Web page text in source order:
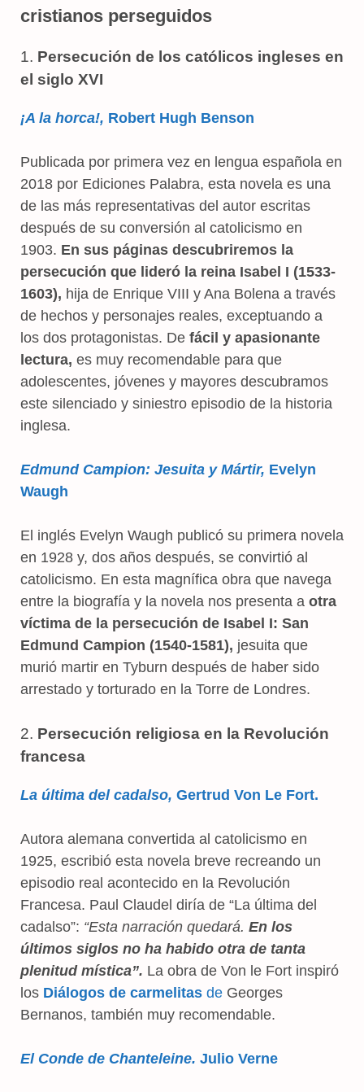
cristianos perseguidos
1. Persecución de los católicos ingleses en
el siglo XVI
¡A la horca!, Robert Hugh Benson
Publicada por primera vez en lengua española en
2018 por Ediciones Palabra, esta novela es una
de las más representativas del autor escritas
después de su conversión al catolicismo en
1903. En sus páginas descubriremos la
persecución que lideró la reina Isabel I (1533-
1603), hija de Enrique VIII y Ana Bolena a través
de hechos y personajes reales, exceptuando a
los dos protagonistas. De fácil y apasionante
lectura, es muy recomendable para que
adolescentes, jóvenes y mayores descubramos
este silenciado y siniestro episodio de la historia
inglesa.
Edmund Campion: Jesuita y Mártir, Evelyn
Waugh
El inglés Evelyn Waugh publicó su primera novela
en 1928 y, dos años después, se convirtió al
catolicismo. En esta magnífica obra que navega
entre la biografía y la novela nos presenta a otra
víctima de la persecución de Isabel I: San
Edmund Campion (1540-1581), jesuita que
murió martir en Tyburn después de haber sido
arrestado y torturado en la Torre de Londres.
2. Persecución religiosa en la Revolución
francesa
La última del cadalso, Gertrud Von Le Fort.
Autora alemana convertida al catolicismo en
1925, escribió esta novela breve recreando un
episodio real acontecido en la Revolución
Francesa. Paul Claudel diría de “La última del
cadalso”: “Esta narración quedará. En los
últimos siglos no ha habido otra de tanta
plenitud mística”. La obra de Von le Fort inspiró
los Diálogos de carmelitas de Georges
Bernanos, también muy recomendable.
El Conde de Chanteleine. Julio Verne